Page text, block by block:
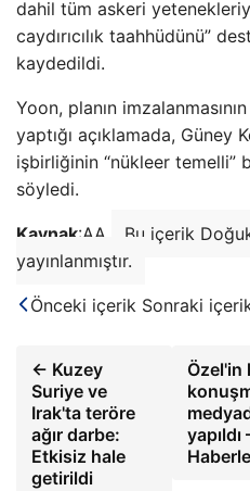
dahil tüm askeri
caydırıcılık taahhüdünü”
kaydedildi.
Yoon, planın
yaptığı açıklamada, Güney
işbirliğinin “nükleer
söyledi.
Kaynak:AA
Bu içerik
yayınlanmıştır.
Önceki içerik Sonraki
← Kuzey
Suriye ve
Irak'ta teröre
ağır darbe:
Etkisiz hale
getirildi
Özel'in